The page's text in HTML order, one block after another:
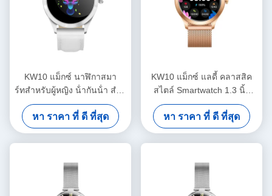
KW10 แม็กซ์ นาฬิกาสมา
ร์ทสําหรับผู้หญิง น้ํากันน้ํา สําห
รับผู้หญิง ฟิตเนส นาฬิกาสมา
ร์ท AMOLED
หา ราคา ที่ ดี ที่สุด
KW10 แม็กซ์ แลดี้ คลาสสิค
สไตล์ Smartwatch 1.3 นิ้ว
สุขภาพผู้หญิง Smart Watch
กันน้ํา
หา ราคา ที่ ดี ที่สุด